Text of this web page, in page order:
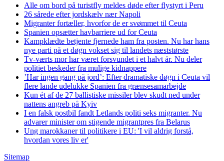
Alle om bord på turistfly meldes døde efter flystyrt i Peru
26 sårede efter jordskælv nær Napoli
Migranter fortæller, hvorfor de er svømmet til Ceuta
Spanien opsætter havbarriere ud for Ceuta
Kampklædte betjente fjernede ham fra posten. Nu har hans
nye parti på et døgn vokset sig til landets næststørste
Tv-værts mor har været forsvundet i et halvt år. Nu deler
politiet beskeder fra mulige kidnappere
’Har ingen gang på jord’: Efter dramatiske døgn i Ceuta vil
flere lande udelukke Spanien fra grænsesamarbejde
Kun ét af de 27 ballistiske missiler blev skudt ned under
nattens angreb på Kyiv
I en falsk postbil fandt Letlands politi seks migranter. Nu
advarer minister om stigende migrantpres fra Belarus
Ung marokkaner til politikere i EU: 'I vil aldrig forstå,
hvordan vores liv er'
Sitemap